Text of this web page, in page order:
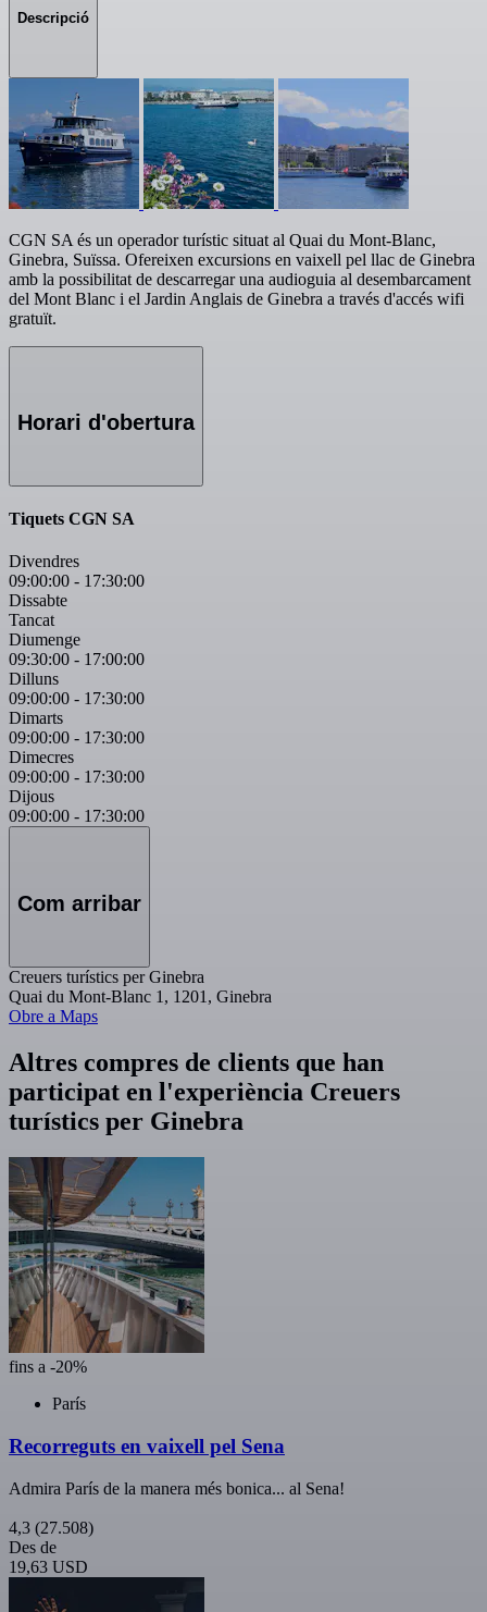
Descripció
CGN SA és un operador turístic situat al Quai du Mont-Blanc,
Ginebra, Suïssa. Ofereixen excursions en vaixell pel llac de Ginebra
amb la possibilitat de descarregar una audioguia al desembarcament
del Mont Blanc i el Jardin Anglais de Ginebra a través d'accés wifi
gratuït.
Horari d'obertura
Tiquets CGN SA
Divendres
09:00:00 - 17:30:00
Dissabte
Tancat
Diumenge
09:30:00 - 17:00:00
Dilluns
09:00:00 - 17:30:00
Dimarts
09:00:00 - 17:30:00
Dimecres
09:00:00 - 17:30:00
Dijous
09:00:00 - 17:30:00
Com arribar
Creuers turístics per Ginebra
Quai du Mont-Blanc 1, 1201, Ginebra
Obre a Maps
Altres compres de clients que han
participat en l'experiència Creuers
turístics per Ginebra
fins a -20%
París
Recorreguts en vaixell pel Sena
Admira París de la manera més bonica... al Sena!
4,3 (27.508)
Des de
19,63 USD